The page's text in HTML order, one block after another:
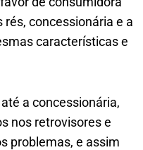
concessionária e a
características e
a concessionária,
nos retrovisores e
problemas, e assim